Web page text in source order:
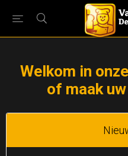
Welkom in
of maak